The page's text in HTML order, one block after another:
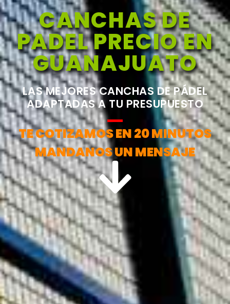
CANCHAS DE
PADEL PRECIO EN
GUANAJUATO
LAS MEJORES CANCHAS DE PÁDEL
ADAPTADAS A TU PRESUPUESTO
TE COTIZAMOS EN 20 MINUTOS
MANDANOS UN MENSAJE